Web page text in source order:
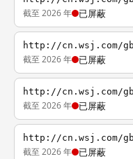
截至 2026 年 已屏蔽
http://cn.wsj.com/
截至 2026 年 已屏蔽
http://cn.wsj.com/gb/
截至 2026 年 已屏蔽
http://cn.wsj.com/gb/
截至 2026 年 已屏蔽